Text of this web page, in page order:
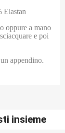
Elastan
oppure a mano
e poi
appendino.
insieme